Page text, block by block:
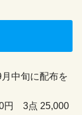
中旬に配布を
円 3点 25,000